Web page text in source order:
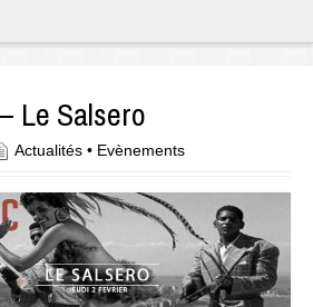
Le Salsero
Actualités • Evènements